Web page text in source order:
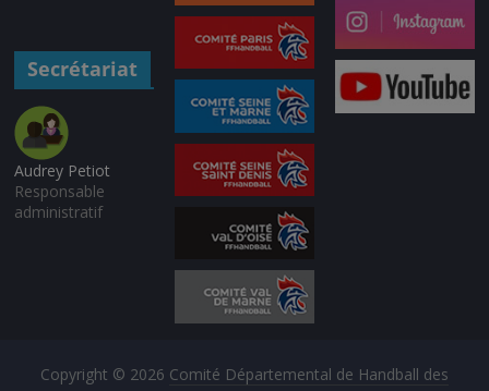
Secrétariat
Audrey Petiot
Responsable
administratif
Copyright © 2026 Comité Départemental de Handball des